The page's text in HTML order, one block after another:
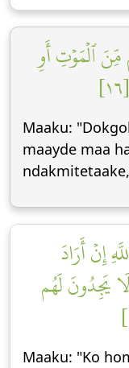
ٱلۡمَوۡتِ أَوِ
Maaku:
maayde maa
إِنۡ أَرَادَ
يَجِدُونَ لَهُم
Maaku: "Ko